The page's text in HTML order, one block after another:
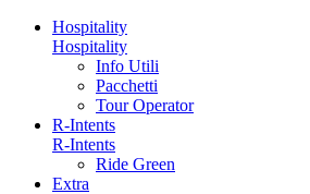
Hospitality
Hospitality
Info Utili
Pacchetti
Tour Operator
R-Intents
R-Intents
Ride Green
Extra